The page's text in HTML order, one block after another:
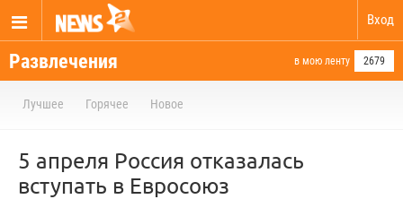
Вход
Развлечения в мою ленту 2679
Лучшее Горячее Новое
5 апреля Россия отказалась
вступать в Евросоюз